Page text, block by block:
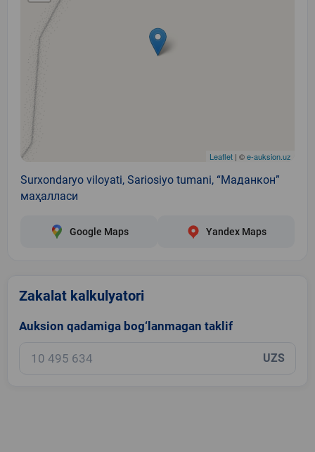
Leaflet | ©e-auksion.uz
Surxondaryo viloyati, Sariosiyo tumani, “Маданкон”
маҳалласи
Google Maps Yandex Maps
Zakalat kalkulyatori
Auksion qadamiga bog‘lanmagan taklif
UZS